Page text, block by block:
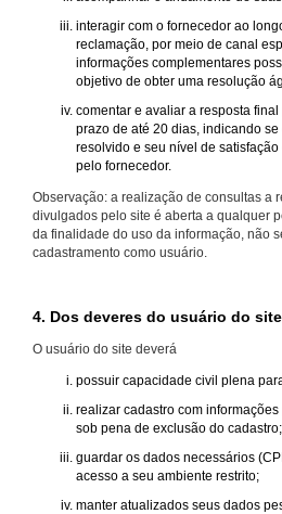
interagir com o fornecedor ao
reclamação, por meio de canal
informações complementares
objetivo de obter uma resolução
comentar e avaliar a resposta
prazo de até 20 dias, indicando
resolvido e seu nível de
pelo fornecedor.
Observação: a realização de consultas a
divulgados pelo site é aberta a qualquer
da finalidade do uso da informação, não
cadastramento como usuário.
4. Dos deveres do usuário do site
O usuário do site deverá
possuir capacidade civil plena
realizar cadastro com
sob pena de exclusão do cadastro;
guardar os dados necessários
acesso a seu ambiente restrito;
manter atualizados seus dados